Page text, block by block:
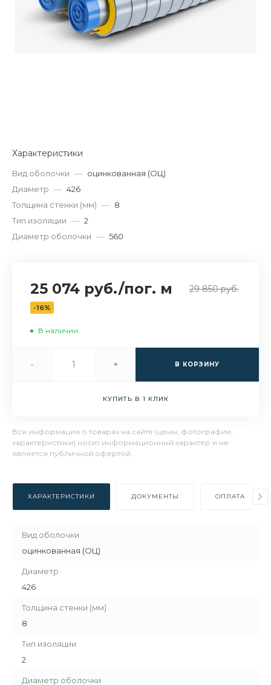
Характеристики
Вид оболочки — оцинкованная (ОЦ)
Диаметр — 426
Толщина стенки (мм) — 8
Тип изоляции — 2
Диаметр оболочки — 560
25 074 руб./пог. м 29 850 руб.
-16%
В наличии
- + В КОРЗИНУ
КУПИТЬ В 1 КЛИК
Вся информация о товарах на сайте (цены, фотографии,
характеристики) носит информационный характер и не
является публичной офертой.
ХАРАКТЕРИСТИКИ ДОКУМЕНТЫ ОПЛАТА
Вид оболочки
оцинкованная (ОЦ)
Диаметр
426
Толщина стенки (мм)
8
Тип изоляции
2
Диаметр оболочки